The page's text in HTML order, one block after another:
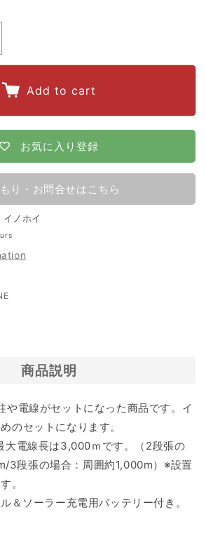
Add to cart
お気に入り登録
り・お問合せはこちら
イノホイ
LINE
で
商品説明
や電線がセットになった商品です。イ
のセットになります。
大電線長は3,000ｍです。（2段張の
3段張の場合：周囲約1,000m）※設置
。
＆ソーラー充電用バッテリー付き。